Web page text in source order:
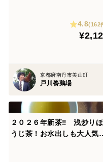
国産鶏新鮮たまご（20個
4.8(162
京都府南丹市美山町
戸川養鶏場
２０２６年新茶‼ 浅炒りほ
うじ茶！お水出しも大人気